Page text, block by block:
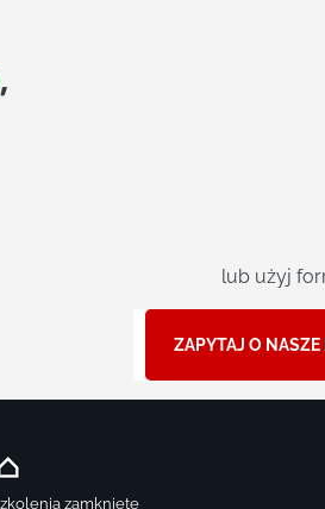
,
lub użyj
ZAPYTAJ O
zamknięte